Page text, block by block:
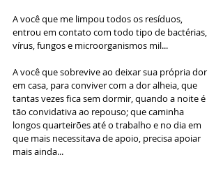
A você que me limpou todos os resíduos,
entrou em contato com todo tipo de bactérias,
vírus, fungos e microorganismos mil...
A você que sobrevive ao deixar sua própria dor
em casa, para conviver com a dor alheia, que
tantas vezes fica sem dormir, quando a noite é
tão convidativa ao repouso; que caminha
longos quarteirões até o trabalho e no dia em
que mais necessitava de apoio, precisa apoiar
mais ainda...